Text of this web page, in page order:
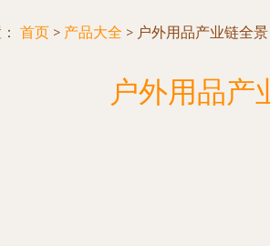
首页 > 产品大全 > 户外用品产业链全
户外用品产